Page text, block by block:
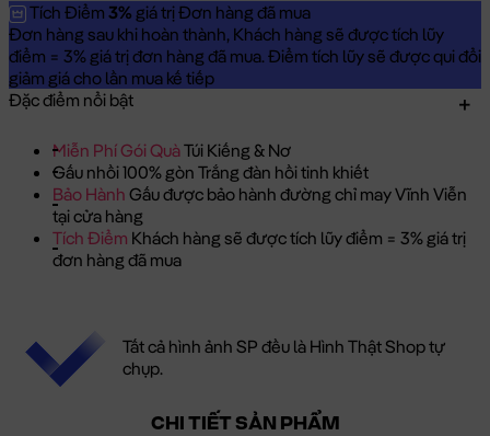
Tích Điểm 3% giá trị Đơn hàng đã mua
Đơn hàng sau khi hoàn thành, Khách hàng sẽ được tích lũy
điểm = 3% giá trị đơn hàng đã mua. Điểm tích lũy sẽ được qui đổi
giảm giá cho lần mua kế tiếp
Đặc điểm nổi bật
Miễn Phí Gói QuàTúi Kiếng & Nơ
Gấu nhồi 100% gòn Trắng đàn hồi tinh khiết
Bảo Hành Gấu được bảo hành đường chỉ may Vĩnh Viễn
tại cửa hàng
Tích Điểm Khách hàng sẽ được tích lũy điểm = 3% giá trị
đơn hàng đã mua
Tất cả hình ảnh SP đều là Hình Thật Shop tự
chụp.
CHI TIẾT SẢN PHẨM